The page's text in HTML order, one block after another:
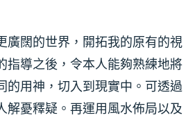
廣闊的世界，開拓我的原有的視
指導之後，令本人能夠熟練地將
的用神，切入到現實中。可透過
解憂釋疑。再運用風水佈局以及